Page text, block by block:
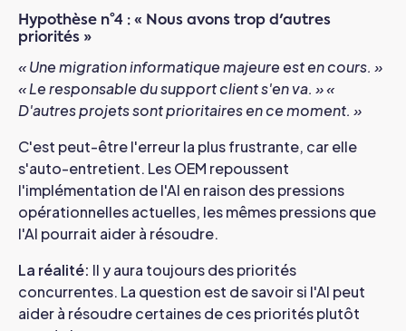
Hypothèse n°4 : « Nous avons trop d'autres
priorités »
« Une migration informatique majeure est en cours. »
« Le responsable du support client s'en va. »«
D'autres projets sont prioritaires en ce moment. »
C'est peut-être l'erreur la plus frustrante, car elle
s'auto-entretient. Les OEM repoussent
l'implémentation de l'AI en raison des pressions
opérationnelles actuelles, les mêmes pressions que
l'AI pourrait aider à résoudre.
La réalité: Il y aura toujours des priorités
concurrentes. La question est de savoir si l'AI peut
aider à résoudre certaines de ces priorités plutôt